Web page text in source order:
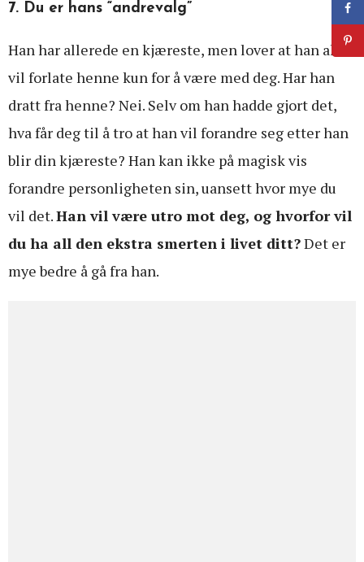
7. Du er hans “andrevalg”
Han har allerede en kjæreste, men lover at han aldri
vil forlate henne kun for å være med deg. Har han
dratt fra henne? Nei. Selv om han hadde gjort det,
hva får deg til å tro at han vil forandre seg etter han
blir din kjæreste? Han kan ikke på magisk vis
forandre personligheten sin, uansett hvor mye du
vil det.Han vil være utro mot deg, og hvorfor vil
du ha all den ekstra smerten i livet ditt?Det er
mye bedre å gå fra han.